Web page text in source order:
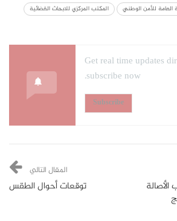
العامة للأمن الوطني
المكتب المركزي للابحاث القضائية
Get real time updates
subscribe now.
Subscribe
المقال التالي
توقعات أحوال الطقس